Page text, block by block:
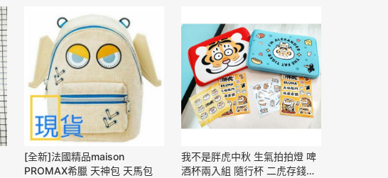
[全新]法國精品maison
PROMAX希臘 天神包 天馬包
我不是胖虎中秋 生氣拍拍燈 啤
酒杯兩入組 隨行杯 二虎存錢筒